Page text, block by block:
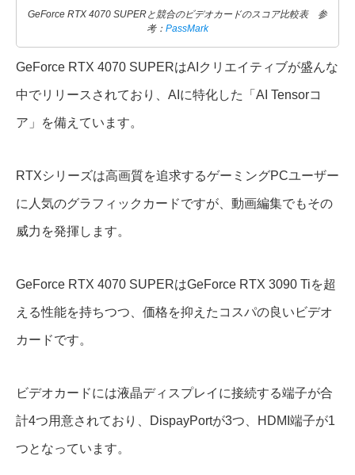
GeForce RTX 4070 SUPERと競合のビデオカードのスコア比較表 参
考： PassMark
GeForce RTX 4070 SUPERはAIクリエイティブが盛んな
中でリリースされており、AIに特化した「AI Tensorコ
ア」を備えています。
RTXシリーズは高画質を追求するゲーミングPCユーザー
に人気のグラフィックカードですが、動画編集でもその
威力を発揮します。
GeForce RTX 4070 SUPERはGeForce RTX 3090 Tiを超
える性能を持ちつつ、価格を抑えたコスパの良いビデオ
カードです。
ビデオカードには液晶ディスプレイに接続する端子が合
計4つ用意されており、DispayPortが3つ、HDMI端子が1
つとなっています。